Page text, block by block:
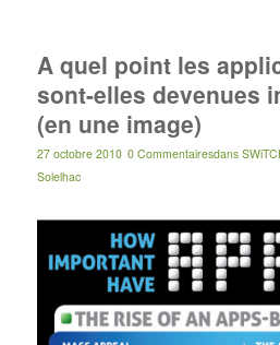
A quel point les
sont-elles devenues
(en une image)
27 octobre 2010 0 Commentairesdans
Solelhac